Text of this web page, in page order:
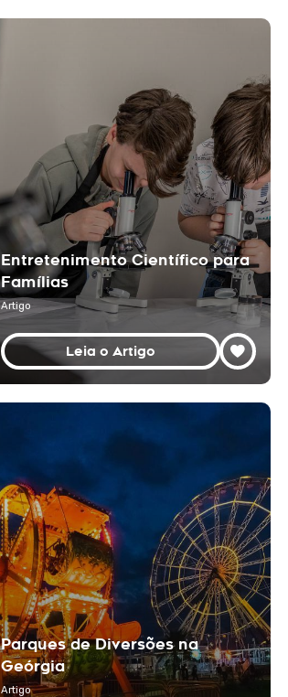
Entretenimento Científico para
Famílias
Artigo
Leia o Artigo
Parques de Diversões na
Geórgia
Artigo